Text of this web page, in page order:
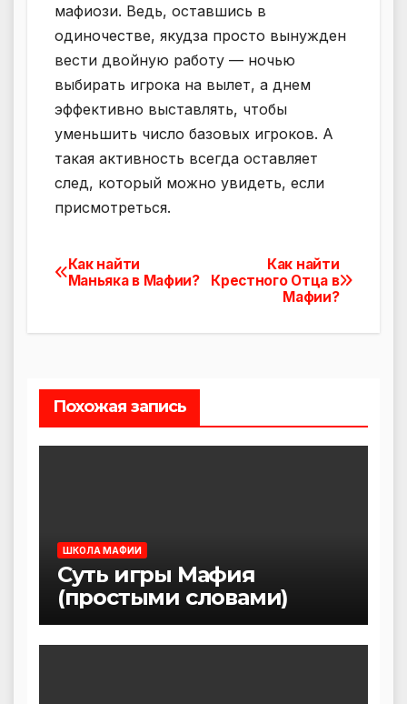
мафиози. Ведь, оставшись в
одиночестве, якудза просто вынужден
вести двойную работу — ночью
выбирать игрока на вылет, а днем
эффективно выставлять, чтобы
уменьшить число базовых игроков. А
такая активность всегда оставляет
след, который можно увидеть, если
присмотреться.
Навигация
Как найти
Крестного Отца в
Мафии?
Как найти
Маньяка в Мафии?
Похожая запись
ШКОЛА МАФИИ
Суть игры Мафия
(простыми словами)